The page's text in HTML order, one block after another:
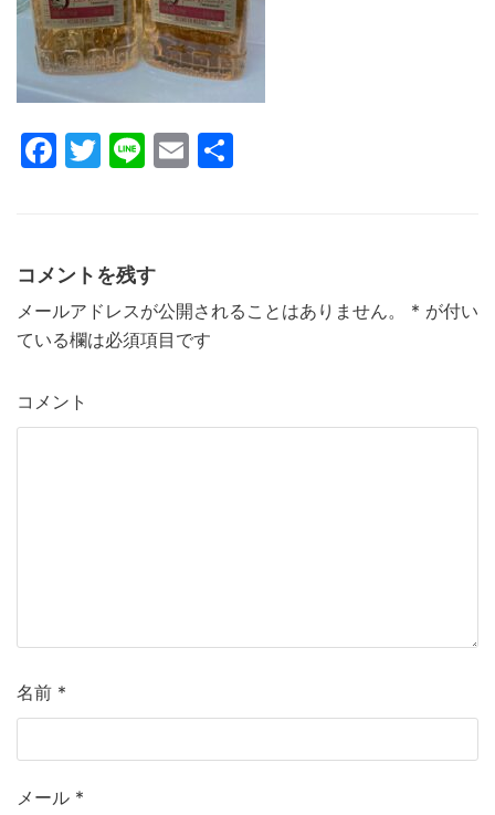
F
b
o
o
k
T
er
Li E
コメントを残す
メールアドレスが公開されることはありません。 * が付い
ている欄は必須項目です
コメント
名前 *
メール *